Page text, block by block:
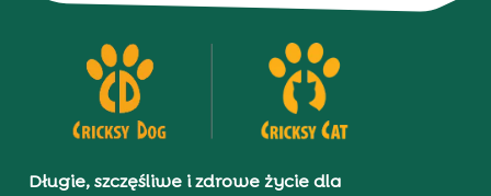
Długie, szczęśliwe i zdrowe życie dla